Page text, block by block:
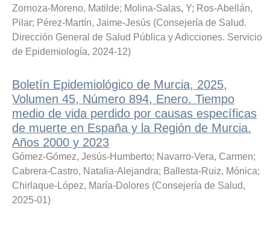
Zornoza-Moreno, Matilde; Molina-Salas, Y; Ros-Abellán,
Pilar; Pérez-Martín, Jaime-Jesús (Consejería de Salud.
Dirección General de Salud Pública y Adicciones. Servicio
de Epidemiología, 2024-12)
Boletín Epidemiológico de Murcia, 2025,
Volumen 45, Número 894, Enero. Tiempo
medio de vida perdido por causas específicas
de muerte en España y la Región de Murcia.
Años 2000 y 2023
Gómez-Gómez, Jesús-Humberto; Navarro-Vera, Carmen;
Cabrera-Castro, Natalia-Alejandra; Ballesta-Ruiz, Mónica;
Chirlaque-López, María-Dolores (Consejería de Salud,
2025-01)